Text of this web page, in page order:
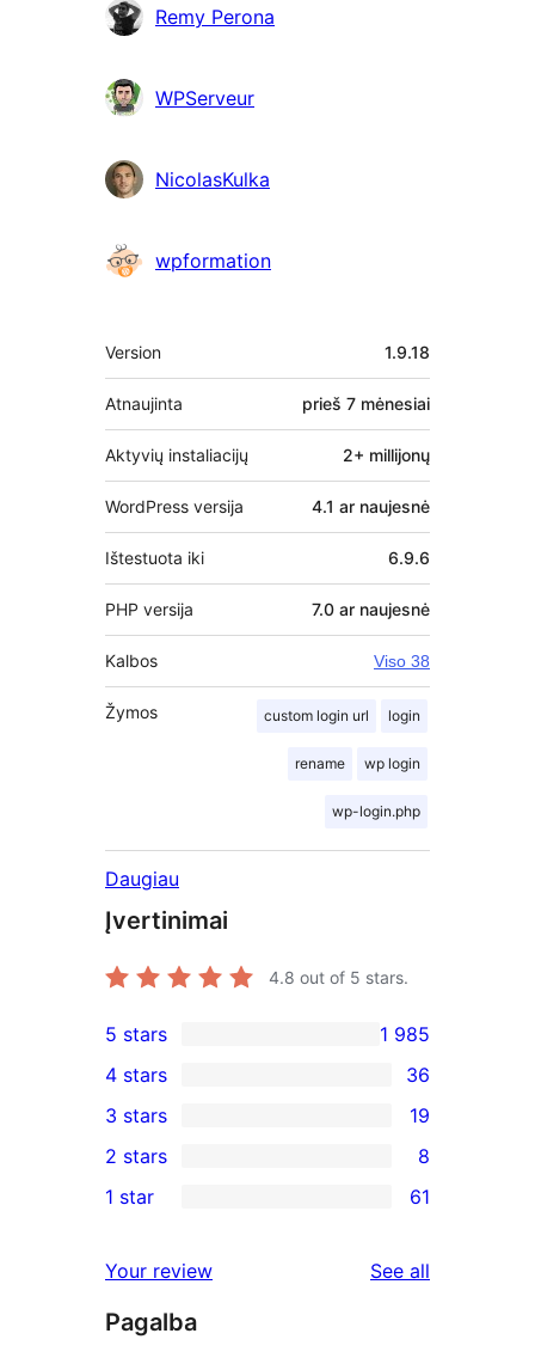
AutoriaiRemy Perona
WPServeur
NicolasKulka
wpformation
Metainformacija
Version 1.9.18
Atnaujinta prieš 7 mėnesiai
Aktyvių instaliacijų 2+ millijonų
WordPress versija 4.1 ar naujesnė
Ištestuota iki 6.9.6
PHP versija 7.0 ar naujesnė
Kalbos Viso 38
Žymos custom login url login
rename wp login
wp-login.php
Daugiau
Įvertinimai
4.8 out of 5 stars.
1 985
5-
star
reviews
5 stars 1 985
36
4-
star
reviews
4 stars 36
19
3-
star
3 stars 19
2-
reviews
2 stars 8
61
star
reviews
1 star 61
Your review See all
Pagalba